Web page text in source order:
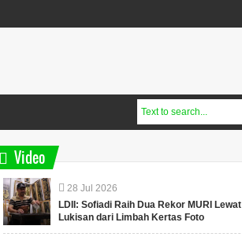
Video
28 Jul 2026
LDII: Sofiadi Raih Dua Rekor MURI Lewat
Lukisan dari Limbah Kertas Foto